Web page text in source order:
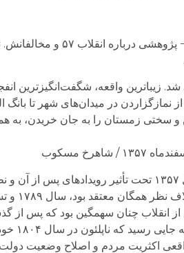
امین بزرگیان −
زیباترین واقعه، شگفت‌انگیزترین
نمازگزاردن در میدان‌های شهر تا
شاهرخ مسکوب
[2]انقلاب سال ۱۳۵۷ تحت تأثیر
از انقلاب چنان سهمگین بود که پس
اکثریت مردم و اصلاح وضعیت دولت